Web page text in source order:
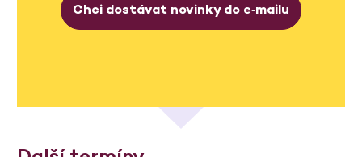
Chci dostávat novinky do e‑mailu